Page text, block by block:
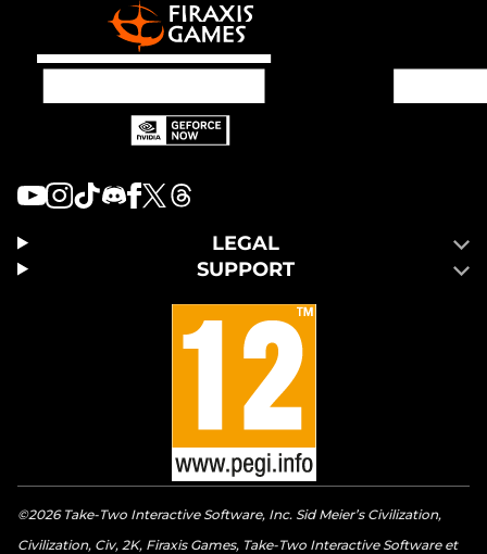
LEGAL
SUPPORT
©2026 Take-Two Interactive Software, Inc. Sid Meier’s Civilization,
Civilization, Civ, 2K, Firaxis Games, Take-Two Interactive Software et